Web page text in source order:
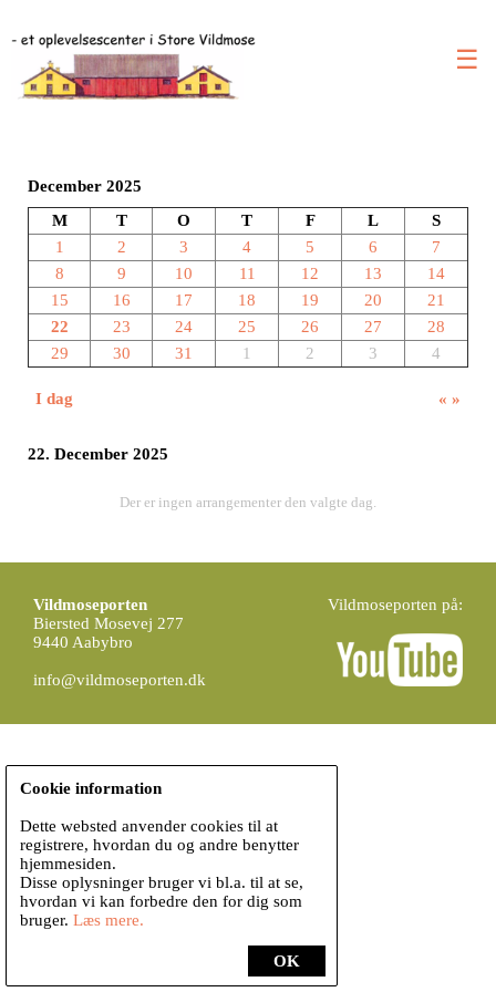
☰
December 2025
M
T O T F L
S
1
2 3 4 5 6
7
8
9 10 11 12 13
14
15
16 17 18 19 20
21
22
23 24 25 26 27
28
29
30 31 1 2 3 4
I dag « »
22. December 2025
Der er ingen arrangementer den valgte dag.
Vildmoseporten
Biersted Mosevej 277
9440 Aabybro
info@vildmoseporten.dk
Vildmoseporten på:
OK
Cookie information
Dette websted anvender cookies til at
registrere, hvordan du og andre benytter
hjemmesiden.
Disse oplysninger bruger vi bl.a. til at se,
hvordan vi kan forbedre den for dig som
bruger. Læs mere.